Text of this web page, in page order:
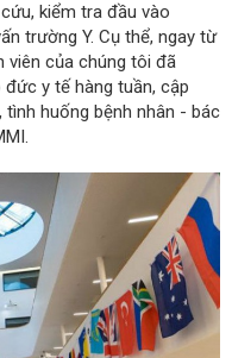
kiểm tra đầu vào
trường Y. Cụ thể, ngay từ
viên của chúng tôi đã
y tế hàng tuần, cập
huống bệnh nhân - bác